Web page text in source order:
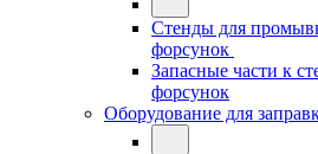
Стенды для
форсунок
Запасные части к
форсунок
Оборудование для